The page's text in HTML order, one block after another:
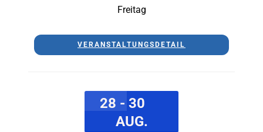
Freitag
VERANSTALTUNGSDETAIL
28 - 30
AUG.